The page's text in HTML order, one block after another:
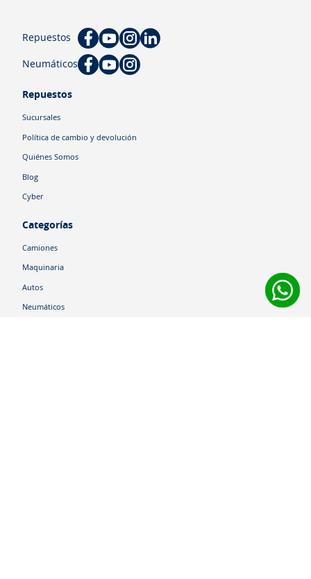
Repuestos
Neumáticos
Repuestos
Sucursales
Política de cambio y devolución
Quiénes Somos
Blog
Cyber
Categorías
Camiones
Maquinaria
Autos
Neumáticos